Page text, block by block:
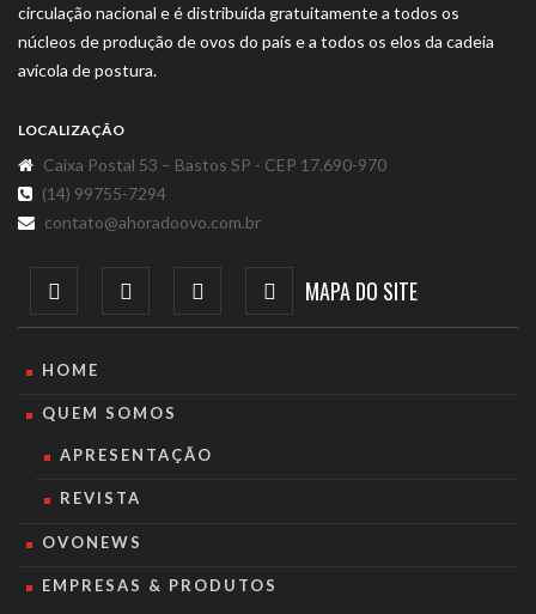
circulação nacional e é distribuída gratuitamente a todos os
núcleos de produção de ovos do país e a todos os elos da cadeia
avícola de postura.
LOCALIZAÇÃO
Caixa Postal 53 – Bastos SP - CEP 17.690-970
(14) 99755-7294
contato@ahoradoovo.com.br
MAPA DO SITE
HOME
QUEM SOMOS
APRESENTAÇÃO
REVISTA
OVONEWS
EMPRESAS & PRODUTOS